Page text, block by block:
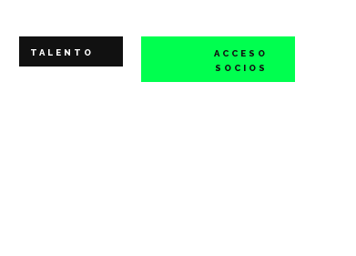
TALENTO
ACCESO
SOCIOS